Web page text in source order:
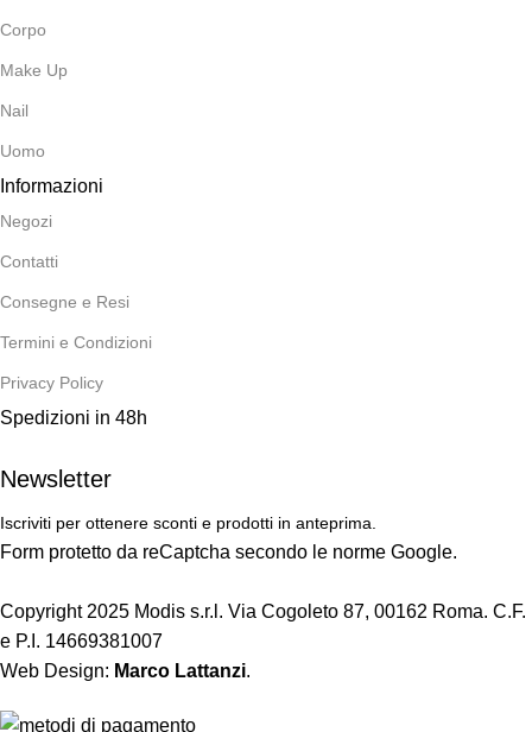
Corpo
Make Up
Nail
Uomo
Informazioni
Negozi
Contatti
Consegne e Resi
Termini e Condizioni
Privacy Policy
Spedizioni in 48h
Newsletter
Iscriviti per ottenere sconti e prodotti in anteprima.
Form protetto da reCaptcha secondo le norme Google.
Copyright 2025 Modis s.r.l. Via Cogoleto 87, 00162 Roma. C.F.
e P.I. 14669381007
Web Design: Marco Lattanzi.